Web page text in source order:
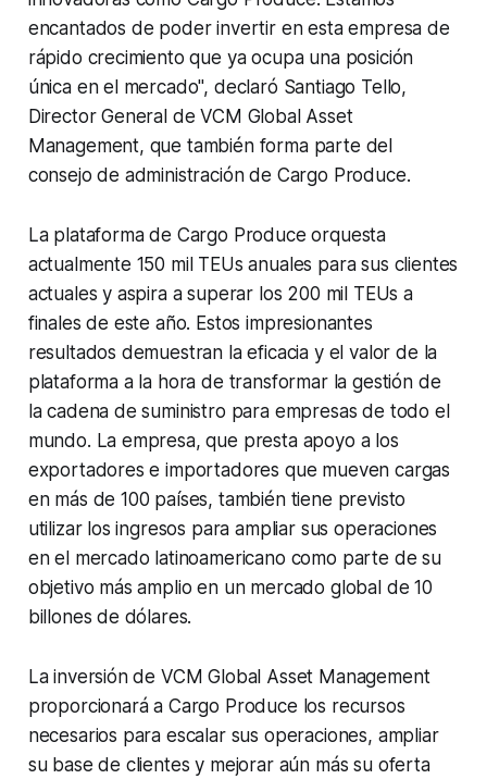
encantados de poder invertir en esta empresa de
rápido crecimiento que ya ocupa una posición
única en el mercado", declaró Santiago Tello,
Director General de VCM Global Asset
Management, que también forma parte del
consejo de administración de Cargo Produce.
La plataforma de Cargo Produce orquesta
actualmente 150 mil TEUs anuales para sus clientes
actuales y aspira a superar los 200 mil TEUs a
finales de este año. Estos impresionantes
resultados demuestran la eficacia y el valor de la
plataforma a la hora de transformar la gestión de
la cadena de suministro para empresas de todo el
mundo. La empresa, que presta apoyo a los
exportadores e importadores que mueven cargas
en más de 100 países, también tiene previsto
utilizar los ingresos para ampliar sus operaciones
en el mercado latinoamericano como parte de su
objetivo más amplio en un mercado global de 10
billones de dólares.
La inversión de VCM Global Asset Management
proporcionará a Cargo Produce los recursos
necesarios para escalar sus operaciones, ampliar
su base de clientes y mejorar aún más su oferta